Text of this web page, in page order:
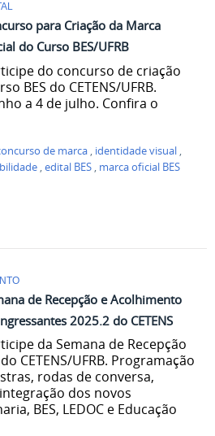
para Criação da Marca
do Curso BES/UFRB
do concurso de criação
BES do CETENS/UFRB.
a 4 de julho. Confira o
de marca , identidade visual ,
,edital BES , marca oficial BES
de Recepção e Acolhimento
2025.2 do CETENS
da Semana de Recepção
CETENS/UFRB. Programação
rodas de conversa,
dos novos
BES, LEDOC e Educação